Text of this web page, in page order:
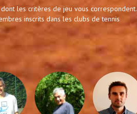
les critères de jeu vous correspondent.
inscrits dans les clubs de tennis